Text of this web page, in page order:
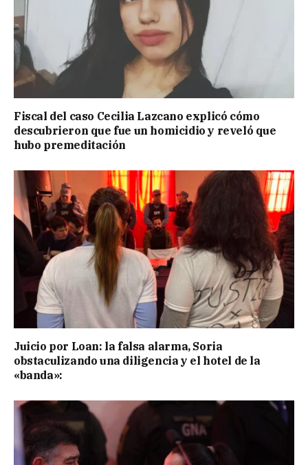
Fiscal del caso Cecilia Lazcano explicó cómo
descubrieron que fue un homicidio y reveló que
hubo premeditación
Juicio por Loan: la falsa alarma, Soria
obstaculizando una diligencia y el hotel de la
«banda»: